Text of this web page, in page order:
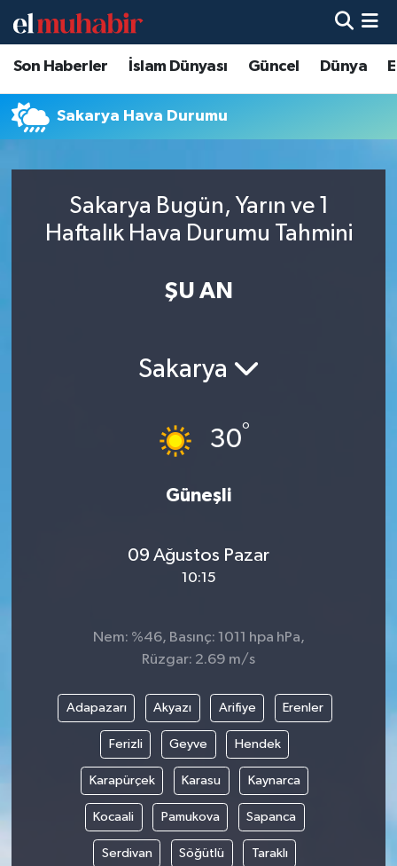
Son Haberler İslam Dünyası Güncel Dünya
Sakarya Hava Durumu
Sakarya Bugün, Yarın ve 1
Haftalık Hava Durumu Tahmini
ŞU AN
Sakarya
30°
Güneşli
09 Ağustos Pazar
10:15
Nem: %46, Basınç: 1011 hpa hPa,
Rüzgar: 2.69 m/s
Adapazarı Akyazı Arifiye Erenler
Ferizli Geyve Hendek
Karapürçek Karasu Kaynarca
Kocaali Pamukova Sapanca
Serdivan Söğütlü Taraklı
Hava Durumu
Trafik Durumu
Tüm Manşetler